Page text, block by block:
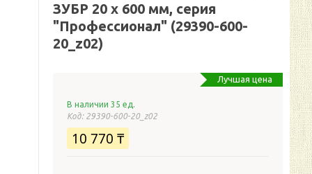
ЗУБР 20 х 600 мм, серия
"Профессионал" (29390-600-
20_z02)
Лучшая цена
В наличии 35 ед.
Код: 29390-600-20_z02
10 770 ₸